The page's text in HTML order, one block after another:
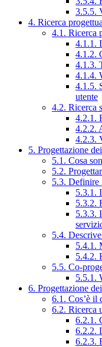
3.5.5.
4. Ricerca
4.1. Ricerca
4.1.1.
4.1.2.
4.1.3.
4.1.4.
4.1.5.
utente
4.2. Ricerca
4.2.1.
4.2.2.
4.2.3.
5. Progettazione
5.1. Cosa
5.2.
5.3. Definire
5.3.1.
5.3.2.
5.3.3.
5.4.
5.4.1.
5.4.2.
5.5. Co-
5.5.1.
6. Progettazione
6.1. Cos’è il
6.2. Ricerca
6.2.1.
6.2.2.
6.2.3.